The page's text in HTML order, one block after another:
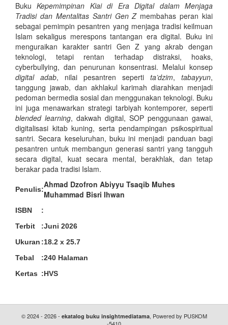
BukuKepemimpinan Kiai di Era Digital dalam Menjaga
Tradisi dan Mentalitas Santri Gen Zmembahas peran kiai
sebagai pemimpin pesantren yang menjaga tradisi keilmuan
Islam sekaligus merespons tantangan era digital. Buku ini
menguraikan karakter santri Gen Z yang akrab dengan
teknologi, tetapi rentan terhadap distraksi, hoaks,
cyberbullying, dan penurunan konsentrasi. Melalui konsep
digital adab, nilai pesantren seperti ta’dzim, tabayyun,
tanggung jawab, dan akhlakul karimah diarahkan menjadi
pedoman bermedia sosial dan menggunakan teknologi. Buku
ini juga menawarkan strategi tarbiyah kontemporer, seperti
blended learning, dakwah digital, SOP penggunaan gawai,
digitalisasi kitab kuning, serta pendampingan psikospiritual
santri. Secara keseluruhan, buku ini menjadi panduan bagi
pesantren untuk membangun generasi santri yang tangguh
secara digital, kuat secara mental, berakhlak, dan tetap
berakar pada tradisi Islam.
Penulis:Ahmad Dzofron Abiyyu Tsaqib Muhes
Muhammad Bisri Ihwan
ISBN
:
Terbit
:Juni 2026
Ukuran :18.2 x 25.7
Tebal
:240 Halaman
Kertas :HVS
© 2024 - 2026 - ekatalog buku insightmediatama, Powered by PUSKOM